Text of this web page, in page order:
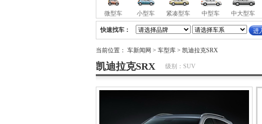
微型车 小型车 紧凑型车 中型车 中大型车
快速找车：
当前位置： 车新闻网 > 车型库 > 凯迪拉克SRX
凯迪拉克SRX 级别：SUV